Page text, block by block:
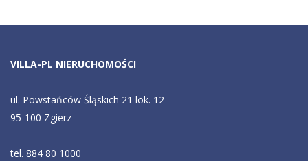
VILLA-PL NIERUCHOMOŚCI
ul. Powstańców Śląskich 21 lok. 12
95-100 Zgierz
tel. 884 80 1000